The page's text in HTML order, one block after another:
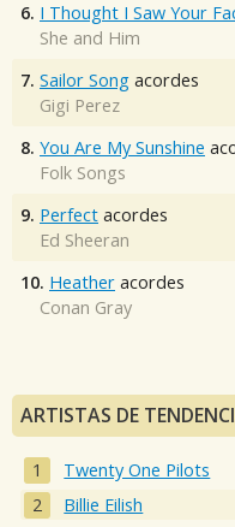
6. I Thought I Saw Your
She and Him
7. Sailor Song acordes
Gigi Perez
8. You Are My Sunshine
Folk Songs
9. Perfect acordes
Ed Sheeran
10. Heather acordes
Conan Gray
ARTISTAS DE
Twenty One Pilots
Billie Eilish